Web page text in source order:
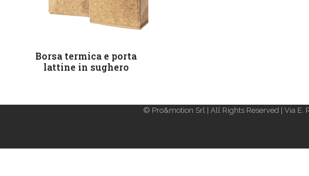
Leggi tutto
Borsa termica e porta
lattine in sughero
© Pro&motion Srl | All Rights Reserved | Via E.